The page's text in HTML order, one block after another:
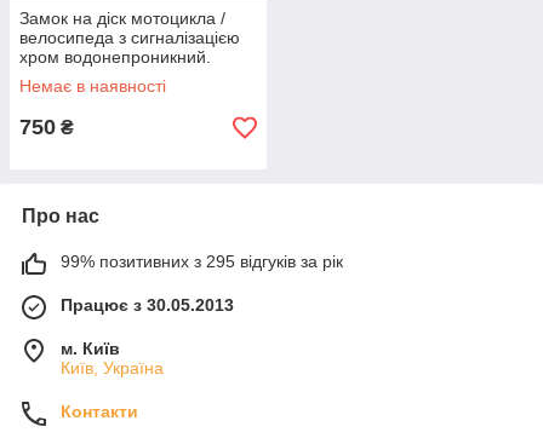
Замок на діск мотоцикла /
велосипеда з сигналізацією
хром водонепроникний.
Немає в наявності
750 ₴
Про нас
99% позитивних з 295 відгуків за рік
Працює з 30.05.2013
м. Київ
Київ, Україна
Контакти